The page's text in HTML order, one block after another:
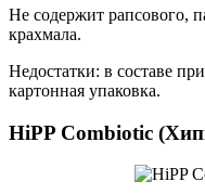
Не содержит рапсового,
крахмала.
Недостатки: в составе
картонная упаковка.
HiPP Combiotic